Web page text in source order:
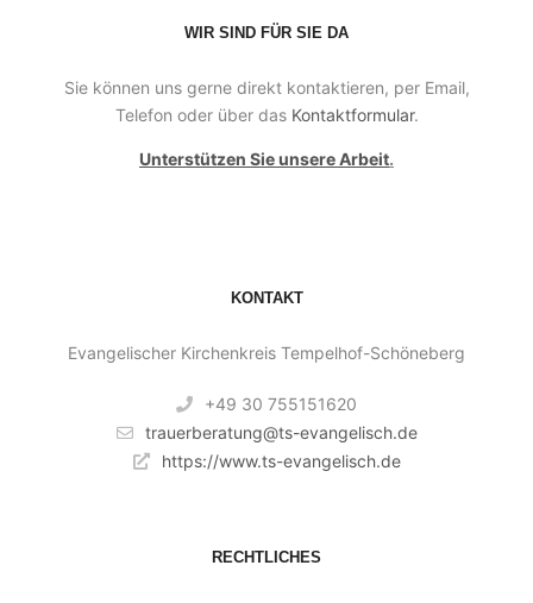
WIR SIND FÜR SIE DA
Sie können uns gerne direkt kontaktieren, per Email,
Telefon oder über das Kontaktformular.
Unterstützen Sie unsere Arbeit.
KONTAKT
Evangelischer Kirchenkreis Tempelhof-Schöneberg
+49 30 755151620
trauerberatung@ts-evangelisch.de
https://www.ts-evangelisch.de
RECHTLICHES